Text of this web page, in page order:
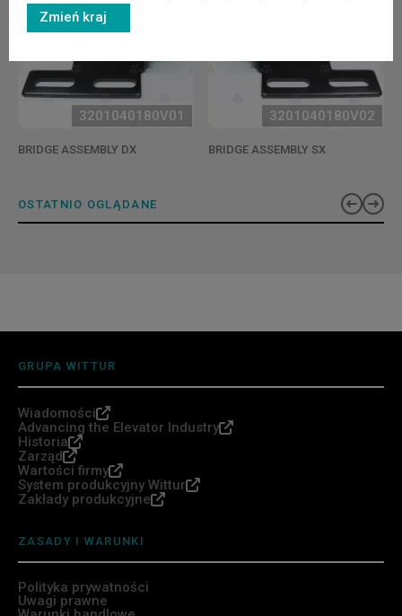
3201040180V01
BRIDGE ASSEMBLY DX
3201040180V02
BRIDGE ASSEMBLY SX
OSTATNIO OGLĄDANE
GRUPA WITTUR
Wiadomości
Advancing the Elevator Industry
Historia
Zarząd
Wartości firmy
System produkcyjny Wittur
Zakłady produkcyjne
ZASADY I WARUNKI
Polityka prywatności
Uwagi prawne
Zmień kraj